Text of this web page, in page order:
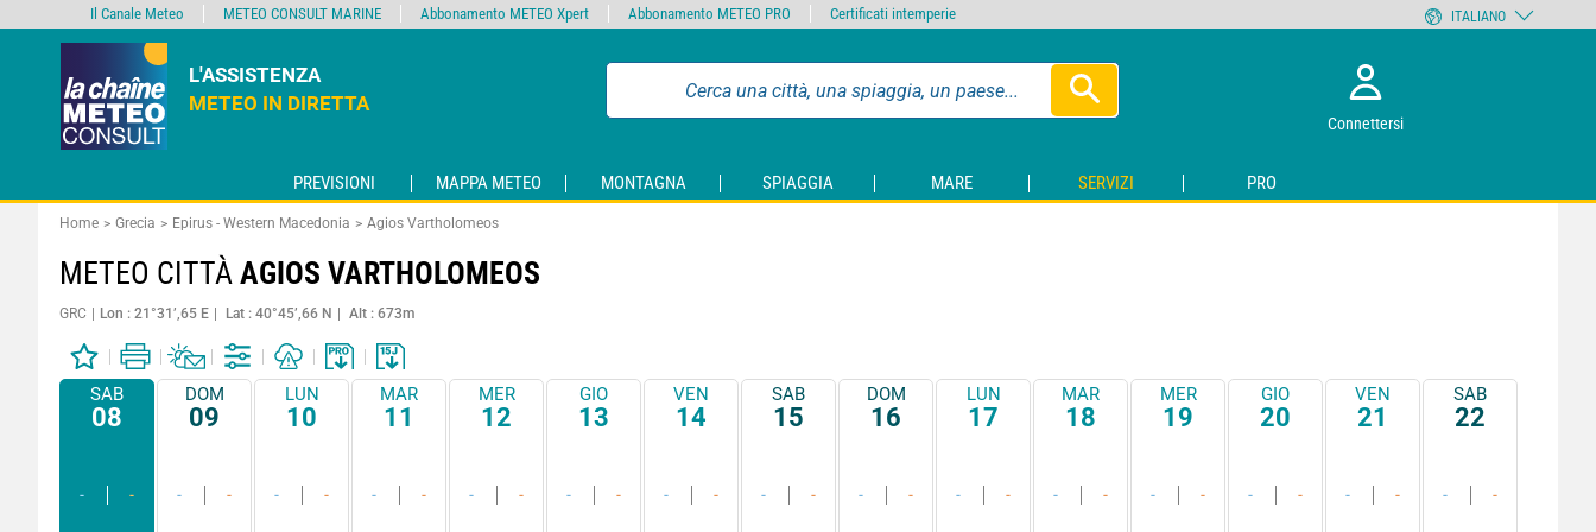
L'ASSISTENZA
METEO IN DIRETTA
Connettersi
PREVISIONI MAPPA METEO MONTAGNA SPIAGGIA MARE SERVIZI PRO
Home Grecia Epirus - Western Macedonia Agios Vartholomeos
METEO CITTÀ AGIOS VARTHOLOMEOS
GRC Lon : 21°31’,65 E Lat : 40°45’,66 N Alt : 673m
SAB
08
- -
DOM
09
- -
LUN
10
- -
MAR
11
- -
MER
12
- -
GIO
13
- -
VEN
14
- -
SAB
15
- -
DOM
16
- -
LUN
17
- -
MAR
18
- -
MER
19
- -
GIO
20
- -
VEN
21
- -
SAB
22
- -
Il Canale Meteo METEO CONSULT MARINE Abbonamento METEO Xpert Abbonamento METEO PRO Certificati intemperie ITALIANO